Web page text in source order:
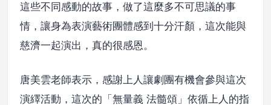
這些不同感動的故事，做了這麼多不可思議的事
情，讓身為表演藝術團體感到十分汗顏，這次能與
慈濟一起演出，真的很感恩。
唐美雲老師表示，感謝上人讓劇團有機會參與這次
演繹活動，這次的「無量義 法髓頌」依循上人的指